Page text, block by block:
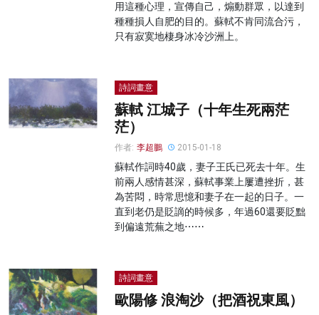
用這種心理，宣傳自己，煽動群眾，以達到
種種損人自肥的目的。蘇軾不肯同流合污，
只有寂寞地棲身冰冷沙洲上。
詩詞畫意
蘇軾 江城子（十年生死兩茫
茫）
作者: 李超鵬 2015-01-18
蘇軾作詞時40歲，妻子王氏已死去十年。生
前兩人感情甚深，蘇軾事業上屢遭挫折，甚
為苦悶，時常思憶和妻子在一起的日子。一
直到老仍是貶謫的時候多，年過60還要貶黜
到偏遠荒蕪之地⋯⋯
詩詞畫意
歐陽修 浪淘沙（把酒祝東風）